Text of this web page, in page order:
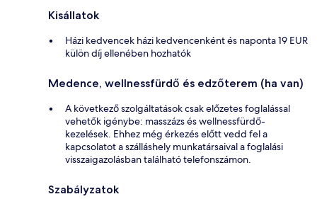
Kisállatok
Házi kedvencek házi kedvencenként és naponta 19 EUR
külön díj ellenében hozhatók
Medence, wellnessfürdő és edzőterem (ha van)
A következő szolgáltatások csak előzetes foglalással
vehetők igénybe: masszázs és wellnessfürdő-
kezelések. Ehhez még érkezés előtt vedd fel a
kapcsolatot a szálláshely munkatársaival a foglalási
visszaigazolásban található telefonszámon.
Szabályzatok